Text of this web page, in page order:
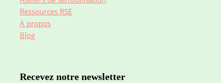
Ressources RSE
À propos
Blog
Recevez notre newsletter